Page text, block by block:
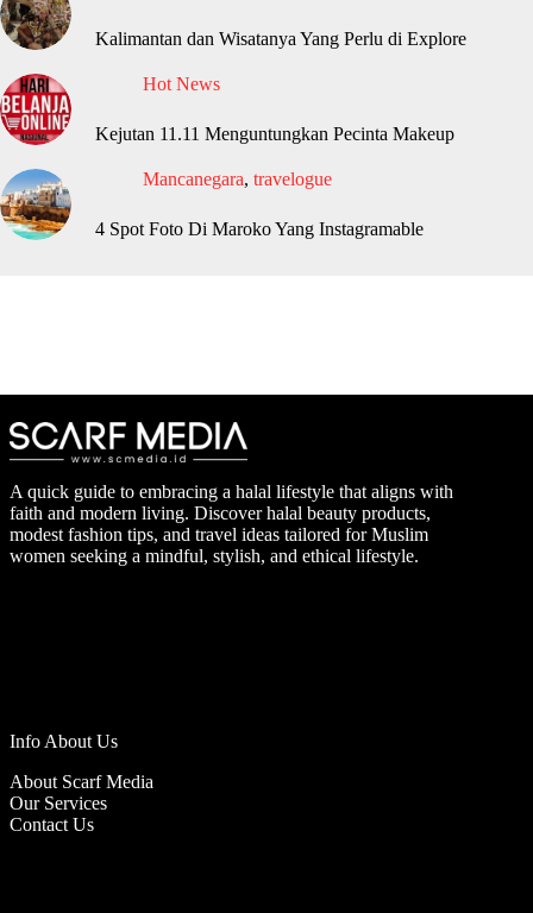
Kalimantan dan Wisatanya Yang Perlu di Explore
Hot News
Kejutan 11.11 Menguntungkan Pecinta Makeup
Mancanegara, travelogue
4 Spot Foto Di Maroko Yang Instagramable
A quick guide to embracing a halal lifestyle that aligns with
faith and modern living. Discover halal beauty products,
modest fashion tips, and travel ideas tailored for Muslim
women seeking a mindful, stylish, and ethical lifestyle.
Info About Us
About Scarf Media
Our Services
Contact Us